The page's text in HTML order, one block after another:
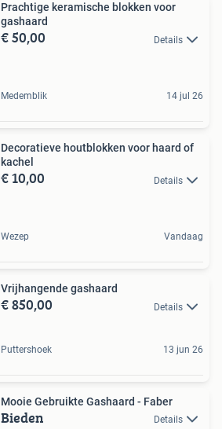
Prachtige keramische blokken voor
gashaard
€ 50,00 Details
Medemblik 14 jul 26
Decoratieve houtblokken voor haard of
kachel
€ 10,00 Details
Wezep Vandaag
Vrijhangende gashaard
€ 850,00 Details
Puttershoek 13 jun 26
Mooie Gebruikte Gashaard - Faber
Bieden Details